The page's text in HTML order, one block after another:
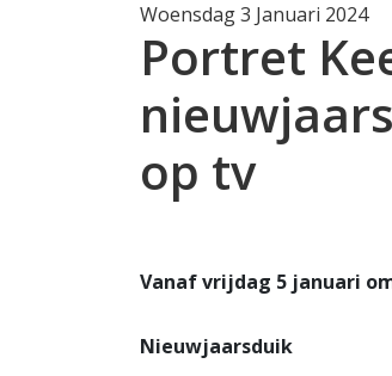
Woensdag 3 Januari 2024
Portret
op tv
Vanaf vrijdag 5 januari
Nieuwjaarsduik